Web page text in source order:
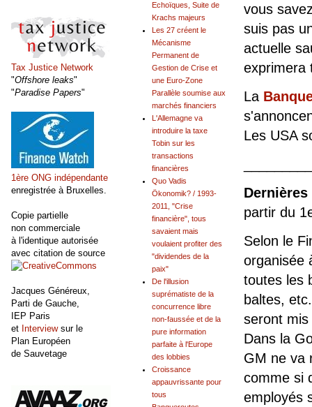
vous
suis pas
actuelle
exprimera
La
Les USA
partir du
Selon le
organisée
toutes les
baltes,
seront
Dans la
GM ne va
comme si
employés
Echoïques, Suite de
Krachs majeurs
Les 27 créent le
Mécanisme
Permanent de
Gestion de Crise et
une Euro-Zone
Parallèle soumise aux
marchés financiers
L'Allemagne va
introduire la taxe
Tobin sur les
transactions
financières
Quo Vadis
Ökonomik? / 1993-
2011, "Crise
financière", tous
savaient mais
voulaient profiter des
"dividendes de la
paix"
De l'illusion
suprématiste de la
concurrence libre
non-faussée et de la
pure information
parfaite à l'Europe
des lobbies
Croissance
appauvrissante pour
tous
Tax Justice Network
"Offshore leaks"
"Paradise Papers"
1ère ONG indépendante
enregistrée à Bruxelles.
Copie partielle
non commerciale
à l'identique autorisée
avec citation de source
Jacques Généreux,
Parti de Gauche,
IEP Paris
et Interviewsur le
Plan Européen
de Sauvetage